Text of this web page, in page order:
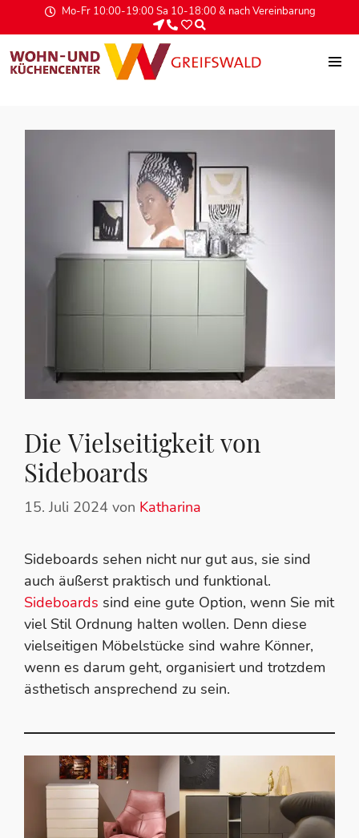
Mo-Fr 10:00-19:00 Sa 10-18:00 & nach Vereinbarung
Die Vielseitigkeit von
Sideboards
15. Juli 2024 von Katharina
Sideboards sehen nicht nur gut aus, sie sind
auch äußerst praktisch und funktional.
Sideboards sind eine gute Option, wenn Sie mit
viel Stil Ordnung halten wollen. Denn diese
vielseitigen Möbelstücke sind wahre Könner,
wenn es darum geht, organisiert und trotzdem
ästhetisch ansprechend zu sein.